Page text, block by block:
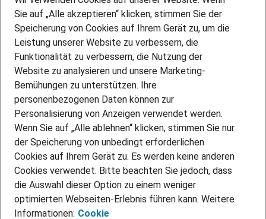
DEINE BERUFSGRUPPE
DEINE LEBENSSITUATION
PARTNERSHIP WITH AIRBUS
INITIATIV BEWERBEN
ÜBER UNS
STANDORTE
BLOG
PRESSE
KONTAKT
@Adecco 2026
Sie auf „Alle akzeptieren“ klicken, stimmen Sie der
Speicherung von Cookies auf Ihrem Gerät zu, um die
Leistung unserer Website zu verbessern, die
Funktionalität zu verbessern, die Nutzung der
Website zu analysieren und unsere Marketing-
Bemühungen zu unterstützen. Ihre
personenbezogenen Daten können zur
Personalisierung von Anzeigen verwendet werden.
Wenn Sie auf „Alle ablehnen“ klicken, stimmen Sie nur
der Speicherung von unbedingt erforderlichen
Cookies auf Ihrem Gerät zu. Es werden keine anderen
Cookies verwendet. Bitte beachten Sie jedoch, dass
die Auswahl dieser Option zu einem weniger
optimierten Webseiten-Erlebnis führen kann. Weitere
Informationen: Cookie